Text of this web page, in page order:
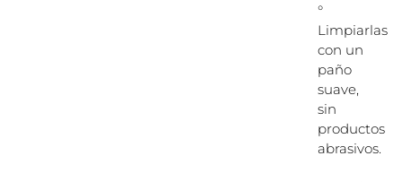
°
Limpiarlas
con un
paño
suave,
sin
productos
abrasivos.